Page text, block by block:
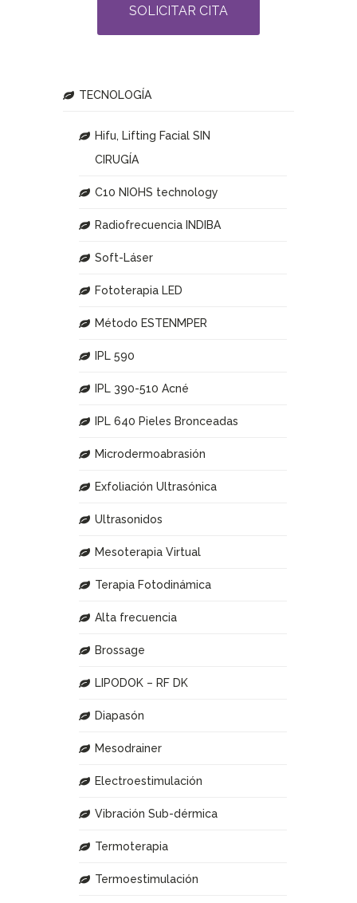
SOLICITAR CITA
TECNOLOGÍA
Hifu, Lifting Facial SIN
CIRUGÍA
C10 NIOHS technology
Radiofrecuencia INDIBA
Soft-Láser
Fototerapia LED
Método ESTENMPER
IPL 590
IPL 390-510 Acné
IPL 640 Pieles Bronceadas
Microdermoabrasión
Exfoliación Ultrasónica
Ultrasonidos
Mesoterapia Virtual
Terapia Fotodinámica
Alta frecuencia
Brossage
LIPODOK – RF DK
Diapasón
Mesodrainer
Electroestimulación
Vibración Sub-dérmica
Termoterapia
Termoestimulación